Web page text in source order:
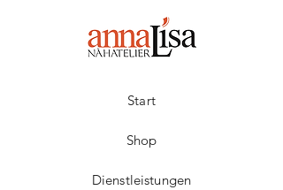
Start
Shop
Dienstleistungen